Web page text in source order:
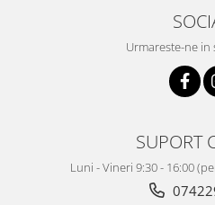
Urmareste-ne in
SUPORT
Luni - Vineri 9:30 - 16:00